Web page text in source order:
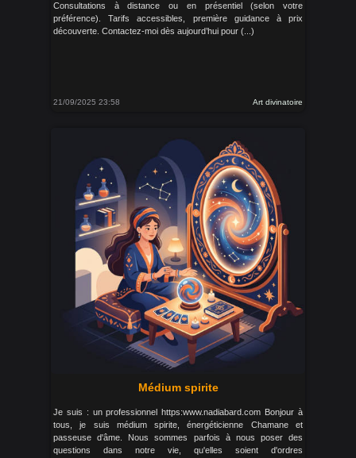
Consultations à distance ou en présentiel (selon votre
préférence). Tarifs accessibles, première guidance à prix
découverte. Contactez-moi dès aujourd’hui pour (...)
21/09/2025 23:58 Art divinatoire
Médium spirite
Je suis : un professionnel https:www.nadiabard.com Bonjour à
tous, je suis médium spirite, énergéticienne Chamane et
passeuse d'âme. Nous sommes parfois à nous poser des
questions dans notre vie, qu'elles soient d'ordres